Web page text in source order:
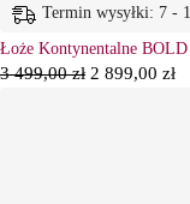
17% Termin wysyłki: 7 -
Łoże Kontynentalne BOLD
3 499,00zł 2 899,00 zł